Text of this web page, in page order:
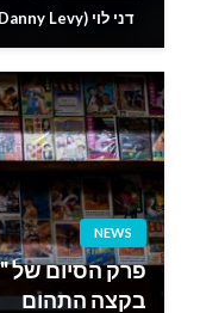
דני לוי (Danny Levy)
NEWS
בקצה התהום